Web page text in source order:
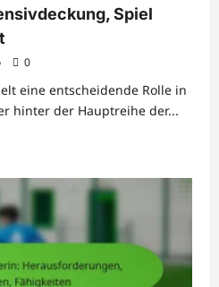
Spiel
0
eine entscheidende Rolle in
hinter der Hauptreihe der...